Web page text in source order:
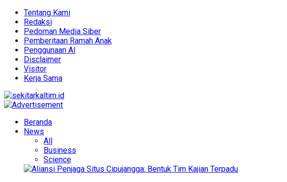
Tentang Kami
Redaksi
Pedoman Media Siber
Pemberitaan Ramah Anak
Penggunaan AI
Disclaimer
Visitor
Kerja Sama
Beranda
News
All
Business
Science